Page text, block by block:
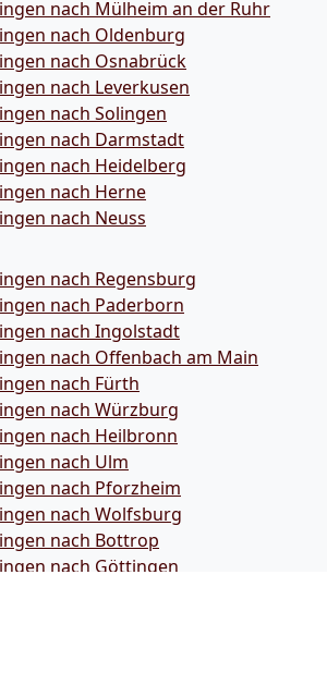
nach Mülheim an der Ruhr
nach Oldenburg
nach Osnabrück
nach Leverkusen
nach Solingen
nach Darmstadt
nach Heidelberg
nach Herne
nach Neuss
nach Regensburg
nach Paderborn
nach Ingolstadt
nach Offenbach am Main
nach Fürth
nach Würzburg
nach Heilbronn
nach Ulm
nach Pforzheim
nach Wolfsburg
nach Bottrop
nach Göttingen